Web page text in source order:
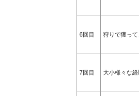
6回目 狩りで獲っ
7回目 大小様々な